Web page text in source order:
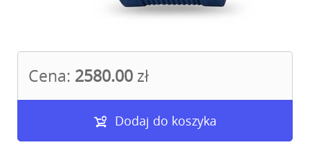
Cena: 2580.00 zł
Dodaj do koszyka